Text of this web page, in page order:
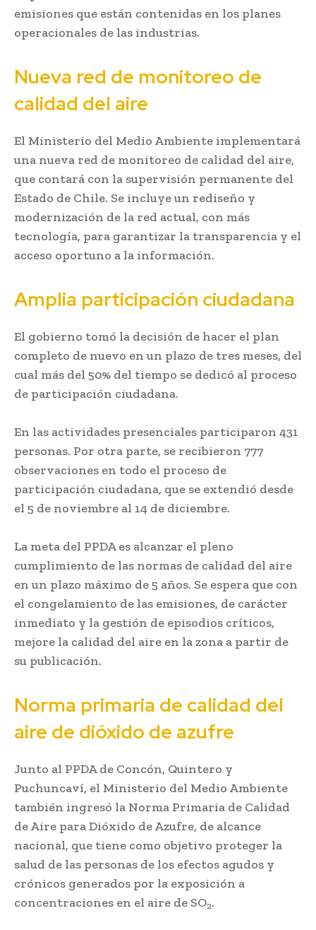
emisiones que están contenidas en los planes
operacionales de las industrias.
Nueva red de monitoreo de
calidad del aire
El Ministerio del Medio Ambiente implementará
una nueva red de monitoreo de calidad del aire,
que contará con la supervisión permanente del
Estado de Chile. Se incluye un rediseño y
modernización de la red actual, con más
tecnología, para garantizar la transparencia y el
acceso oportuno a la información.
Amplia participación ciudadana
El gobierno tomó la decisión de hacer el plan
completo de nuevo en un plazo de tres meses, del
cual más del 50% del tiempo se dedicó al proceso
de participación ciudadana.
En las actividades presenciales participaron 431
personas. Por otra parte, se recibieron 777
observaciones en todo el proceso de
participación ciudadana, que se extendió desde
el 5 de noviembre al 14 de diciembre.
La meta del PPDA es alcanzar el pleno
cumplimiento de las normas de calidad del aire
en un plazo máximo de 5 años. Se espera que con
el congelamiento de las emisiones, de carácter
inmediato y la gestión de episodios críticos,
mejore la calidad del aire en la zona a partir de
su publicación.
Norma primaria de calidad del
aire de dióxido de azufre
Junto al PPDA de Concón, Quintero y
Puchuncaví, el Ministerio del Medio Ambiente
también ingresó la Norma Primaria de Calidad
de Aire para Dióxido de Azufre, de alcance
nacional, que tiene como objetivo proteger la
salud de las personas de los efectos agudos y
crónicos generados por la exposición a
concentraciones en el aire de SO2.